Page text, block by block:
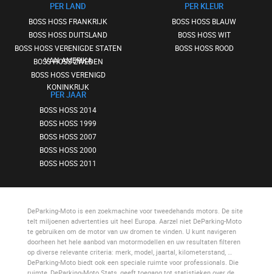
PER LAND
BOSS HOSS FRANKRIJK
BOSS HOSS DUITSLAND
BOSS HOSS VERENIGDE STATEN
VAN AMERIKA
BOSS HOSS ZWEDEN
BOSS HOSS VERENIGD
KONINKRIJK
PER JAAR
BOSS HOSS 2014
BOSS HOSS 1999
BOSS HOSS 2007
BOSS HOSS 2000
BOSS HOSS 2011
PER KLEUR
BOSS HOSS BLAUW
BOSS HOSS WIT
BOSS HOSS ROOD
DeParking-Motois een zoekmachine voor tweedehands motors. De site
telt miljoenen advertenties uit heel Europa. Aarzel niet DeParking-Moto
te gebruiken om de motor van uw dromen te vinden. U kunt navigeren
doorheen het hele aanbod van motormodellen en uw resultaten filteren
op diverse relevante criteria: merk, model, jaartal, kilometerstand, …
DeParking-Motobiedt ook een speciale ruimte voor professionals. Die